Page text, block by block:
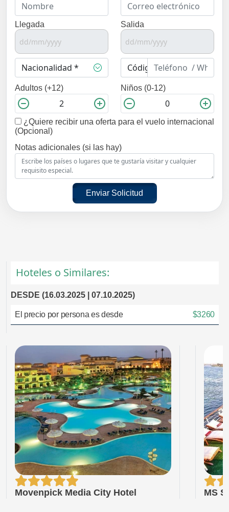
Llegada Salida
Adultos (+12) Niños (0-12)
¿Quiere recibir una oferta para el vuelo internacional
(Opcional)
Notas adicionales (si las hay)
Enviar Solicitud
Hoteles o Similares:
DESDE (16.03.2025 | 07.10.2025)
El precio por persona es desde $3260
Movenpick Media City Hotel MS